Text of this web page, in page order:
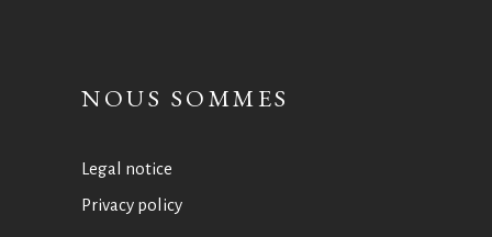
NOUS SOMMES
Legal notice
Privacy policy